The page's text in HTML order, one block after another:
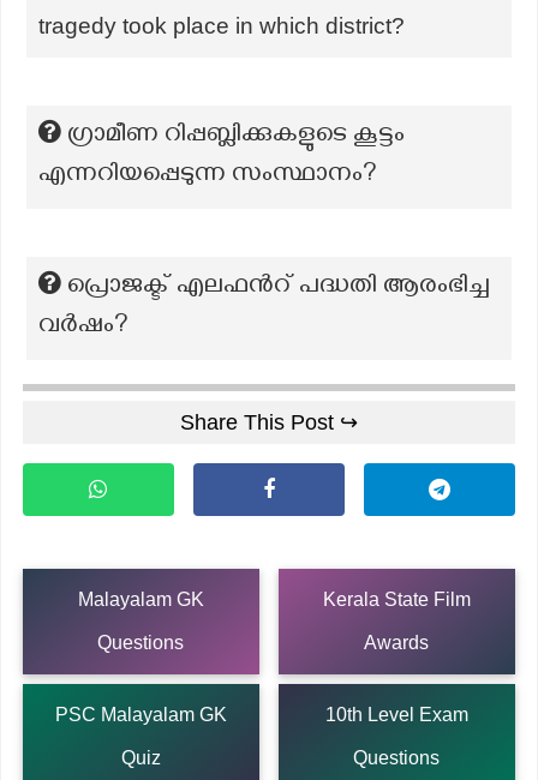
tragedy took place in which district?
ഗ്രാമീണ റിപ്പബ്ലിക്കുകളുടെ കൂട്ടം
എന്നറിയപ്പെടുന്ന സംസ്ഥാനം?
പ്രൊജക്ട് എലഫന്‍റ് പദ്ധതി ആരംഭിച്ച
വര്‍ഷം?
Share This Post ↪
Malayalam GK
Questions
Kerala State Film
Awards
PSC Malayalam GK
Quiz
10th Level Exam
Questions